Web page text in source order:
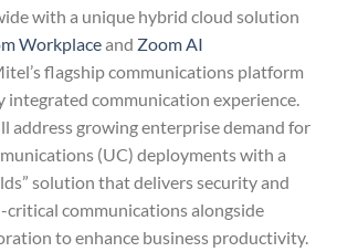
with a unique hybrid cloud solution
Workplaceand Zoom AI
flagship communications platform
integrated communication experience.
address growing enterprise demand for
(UC) deployments with a
solution that delivers security and
communications alongside
to enhance business productivity.